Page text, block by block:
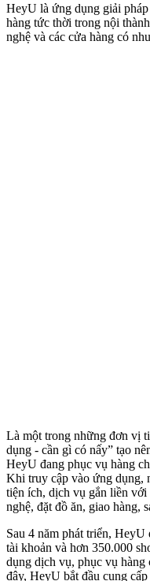
HeyU là ứng dụng giải
hàng tức thời trong nội
nghệ và các cửa hàng có
Là một trong những đơn vị
dụng - cần gì có nấy” tạo
HeyU đang phục vụ hàng
Khi truy cập vào ứng dụng,
tiện ích, dịch vụ gắn liền
nghệ, đặt đồ ăn, giao hàng,
Sau 4 năm phát triển,
tài khoản và hơn 350.000
dụng dịch vụ, phục vụ
đây, HeyU bắt đầu cung